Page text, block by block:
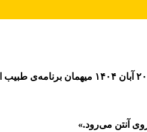
میهمان برنامه‌ی طبیب